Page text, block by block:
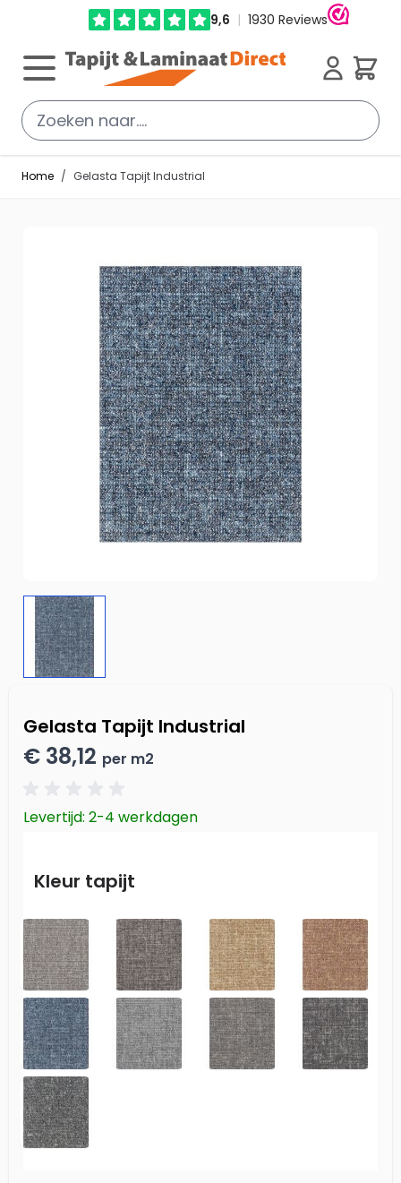
Ga direct door naar de inhoud
Cart
Home / Gelasta Tapijt Industrial
Gelasta Tapijt Industrial
€ 38,12 per m2
Levertijd: 2-4 werkdagen
Kleur tapijt
34 44 53 64
77 90 93 97
98